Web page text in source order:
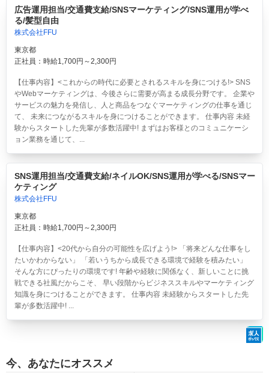
広告運用担当/交通費支給/SNSマーケティング/SNS運用が学べ
る/髪型自由
株式会社FFU
東京都
正社員：時給1,700円～2,300円
【仕事内容】<これからの時代に必要とされるスキルを身につける!> SNS
やWebマーケティングは、今後さらに需要が高まる成長分野です。 企業や
サービスの魅力を発信し、人と商品をつなぐマーケティングの仕事を通じ
て、 未来につながるスキルを身につけることができます。 仕事内容 未経
験からスタートした先輩が多数活躍中! まずはお客様とのコミュニケーシ
ョン業務を通じて、...
SNS運用担当/交通費支給/ネイルOK/SNS運用が学べる/SNSマー
ケティング
株式会社FFU
東京都
正社員：時給1,700円～2,300円
【仕事内容】<20代から自分の可能性を広げよう!> 「将来どんな仕事をし
たいかわからない」 「若いうちから成長できる環境で経験を積みたい」
そんな方にぴったりの環境です! 年齢や経験に関係なく、新しいことに挑
戦できる社風だからこそ、 早い段階からビジネススキルやマーケティング
知識を身につけることができます。 仕事内容 未経験からスタートした先
輩が多数活躍中! ...
今、あなたにオススメ